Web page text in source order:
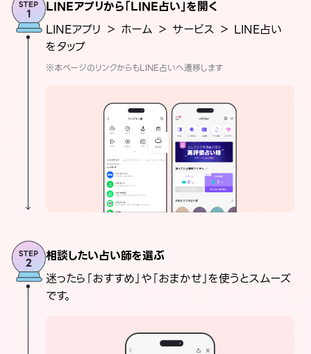
LINEアプリから「LINE占い」を開く
LINEアプリ ＞ ホーム ＞ サービス ＞ LINE占い
をタップ
※本ページのリンクからもLINE占いへ遷移します
相談したい占い師を選ぶ
迷ったら「おすすめ」や「おまかせ」を使うとスムーズ
です。